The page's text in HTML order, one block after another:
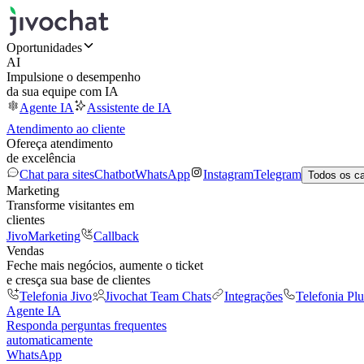
Oportunidades
AI
Impulsione o desempenho
da sua equipe com IA
Agente IA
Assistente de IA
Atendimento ao cliente
Ofereça atendimento
de excelência
Chat para sitesChatbotWhatsApp InstagramTelegram Todos os
Marketing
Transforme visitantes em
clientes
JivoMarketing
Callback
Vendas
Feche mais negócios, aumente o ticket
e cresça sua base de clientes
Telefonia Jivo
Jivochat Team Chats Integrações Telefonia
Agente IA
Responda perguntas frequentes
automaticamente
WhatsApp